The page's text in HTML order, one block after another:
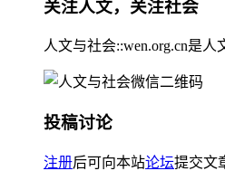
关注人文，关注社会
人文与社会::wen.org.cn是
投稿讨论
注册后可向本站论坛提交文